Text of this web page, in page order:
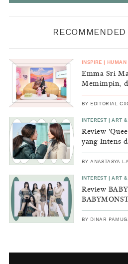
INSPIRE HUMAN
Emma Sri
Memimpin,
BY EDITORIAL
INTEREST |ART &
Review
yang Intens
BYANASTASYA
INTEREST |ART &
Review
BY DINAR